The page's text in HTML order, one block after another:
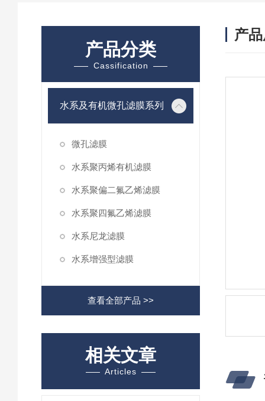
产品分类
Cassification
水系及有机微孔滤膜系列
微孔滤膜
水系聚丙烯有机滤膜
水系聚偏二氟乙烯滤膜
水系聚四氟乙烯滤膜
水系尼龙滤膜
水系增强型滤膜
查看全部产品 >>
相关文章
Articles
产